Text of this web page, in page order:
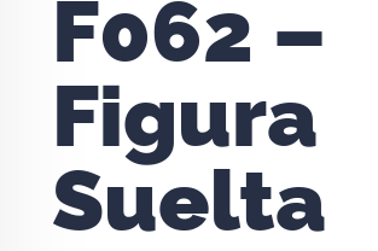
F062 –
Figura
Suelta